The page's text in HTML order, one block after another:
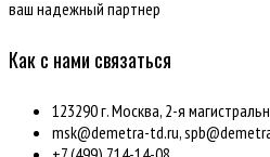
ваш надежный партнер
Как с нами связаться
123290 г. Москва, 2-я
msk@demetra-td.ru,